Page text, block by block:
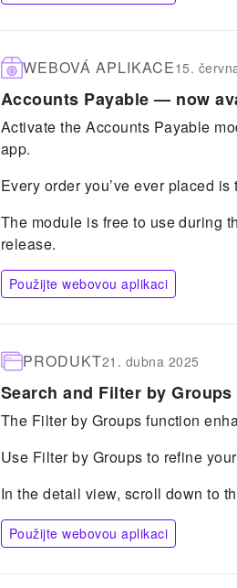
WEBOVÁ APLIKACE15.
Accounts Payable — now
Activate the Accounts Payable
app.
Every order you’ve ever placed
The module is free to use during
release.
Použijte webovou aplikaci
PRODUKT21. dubna 2025
Search and Filter by Groups
The Filter by Groups function
Use Filter by Groups to refine
In the detail view, scroll down to
Použijte webovou aplikaci